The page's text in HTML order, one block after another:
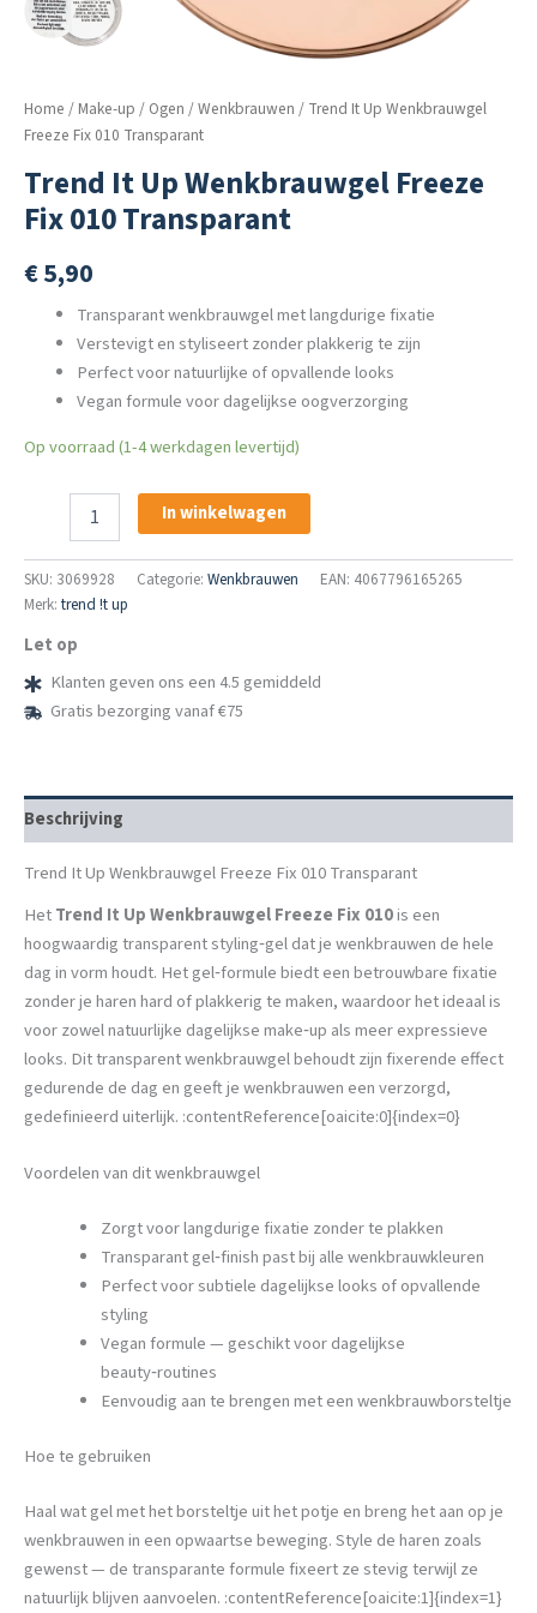
Home / Make-up / Ogen /Wenkbrauwen / Trend It Up Wenkbrauwgel
Freeze Fix 010 Transparant
Trend It Up Wenkbrauwgel Freeze
Fix 010 Transparant
€5,90
Transparant wenkbrauwgel met langdurige fixatie
Verstevigt en styliseert zonder plakkerig te zijn
Perfect voor natuurlijke of opvallende looks
Vegan formule voor dagelijkse oogverzorging
Op voorraad (1-4 werkdagen levertijd)
Wenkbrauwgel
Freeze
010
Transparant
aantal
In winkelwagen
SKU: 3069928 Categorie: Wenkbrauwen
EAN: 4067796165265
Merk: trend !t up
Let op
Klanten geven ons een 4.5 gemiddeld
Gratis bezorging vanaf €75
Beschrijving
Trend It Up Wenkbrauwgel Freeze Fix 010 Transparant
HetTrend It Up Wenkbrauwgel Freeze Fix 010is een
hoogwaardig transparent styling‑gel dat je wenkbrauwen de hele
dag in vorm houdt. Het gel‑formule biedt een betrouwbare fixatie
zonder je haren hard of plakkerig te maken, waardoor het ideaal is
voor zowel natuurlijke dagelijkse make‑up als meer expressieve
looks. Dit transparent wenkbrauwgel behoudt zijn fixerende effect
gedurende de dag en geeft je wenkbrauwen een verzorgd,
gedefinieerd uiterlijk. :contentReference[oaicite:0]{index=0}
Voordelen van dit wenkbrauwgel
Zorgt voor langdurige fixatie zonder te plakken
Transparant gel‑finish past bij alle wenkbrauwkleuren
Perfect voor subtiele dagelijkse looks of opvallende
styling
Vegan formule — geschikt voor dagelijkse
beauty‑routines
Eenvoudig aan te brengen met een wenkbrauwborsteltje
Hoe te gebruiken
Haal wat gel met het borsteltje uit het potje en breng het aan op je
wenkbrauwen in een opwaartse beweging. Style de haren zoals
gewenst — de transparante formule fixeert ze stevig terwijl ze
natuurlijk blijven aanvoelen. :contentReference[oaicite:1]{index=1}